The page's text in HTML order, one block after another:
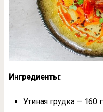
Ингредиенты:
Утиная грудка — 160 г